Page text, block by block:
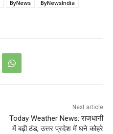
ByNews
ByNewsIndia
Next article
Today Weather News: राजधानी
में बढ़ी ठंड, उत्तर प्रदेश में घने कोहरे